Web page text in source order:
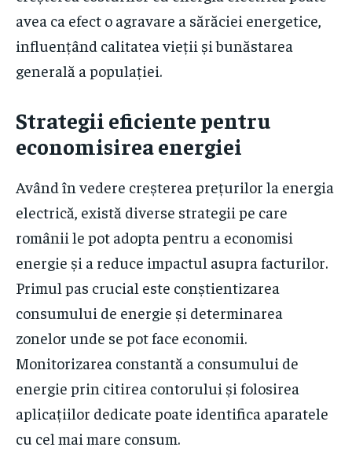
avea ca efect o agravare a sărăciei energetice,
influențând calitatea vieții și bunăstarea
generală a populației.
Strategii eficiente pentru
economisirea energiei
Având în vedere creșterea prețurilor la energia
electrică, există diverse strategii pe care
românii le pot adopta pentru a economisi
energie și a reduce impactul asupra facturilor.
Primul pas crucial este conștientizarea
consumului de energie și determinarea
zonelor unde se pot face economii.
Monitorizarea constantă a consumului de
energie prin citirea contorului și folosirea
aplicațiilor dedicate poate identifica aparatele
cu cel mai mare consum.